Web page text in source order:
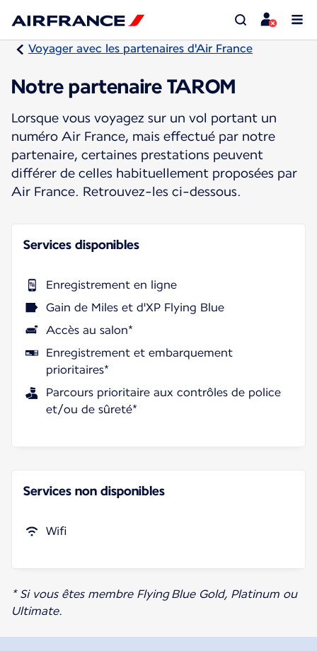
Voyager avec les partenaires d'Air France
Notre partenaire TAROM
Lorsque vous voyagez sur un vol portant un
numéro Air France, mais effectué par notre
partenaire, certaines prestations peuvent
différer de celles habituellement proposées par
Air France. Retrouvez-les ci-dessous.
Services disponibles
Enregistrement en ligne
Gain de Miles et d'XP Flying Blue
Accès au salon*
Enregistrement et embarquement
prioritaires*
Parcours prioritaire aux contrôles de police
et/ou de sûreté*
Services non disponibles
Wifi
* Si vous êtes membre Flying Blue Gold, Platinum ou
Ultimate.